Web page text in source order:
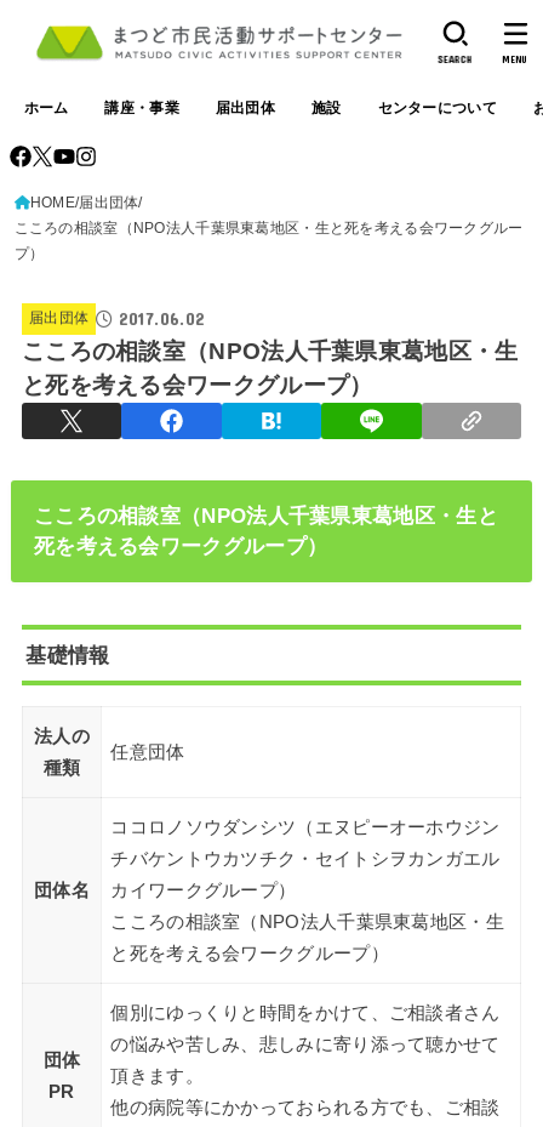
ホーム 講座・事業 届出団体 施設 センターについて
SEARCH MENU
HOME 届出団体
こころの相談室（NPO法人千葉県東葛地区・生と死を考える会ワークグルー
プ）
届出団体 2017.06.02
こころの相談室（NPO法人千葉県東葛地区・生
と死を考える会ワークグループ）
こころの相談室（NPO法人千葉県東葛地区・生と
死を考える会ワークグループ）
基礎情報
法人の
種類
任意団体
団体名
ココロノソウダンシツ（エヌピーオーホウジン
チバケントウカツチク・セイトシヲカンガエル
カイワークグループ）
こころの相談室（NPO法人千葉県東葛地区・生
と死を考える会ワークグループ）
団体
PR
個別にゆっくりと時間をかけて、ご相談者さん
の悩みや苦しみ、悲しみに寄り添って聴かせて
頂きます。
他の病院等にかかっておられる方でも、ご相談